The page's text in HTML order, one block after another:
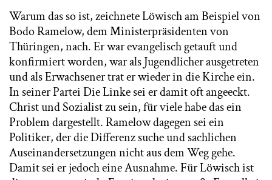
Warum das so ist, zeichnete Löwisch am Beispiel von
Bodo Ramelow, dem Ministerpräsidenten von
Thüringen, nach. Er war evangelisch getauft und
konfirmiert worden, war als Jugendlicher ausgetreten
und als Erwachsener trat er wieder in die Kirche ein.
In seiner Partei Die Linke sei er damit oft angeeckt.
Christ und Sozialist zu sein, für viele habe das ein
Problem dargestellt. Ramelow dagegen sei ein
Politiker, der die Differenz suche und sachlichen
Auseinandersetzungen nicht aus dem Weg gehe.
Damit sei er jedoch eine Ausnahme. Für Löwisch ist